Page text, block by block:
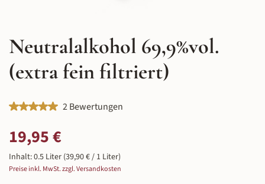
Neutralalkohol 69,9%vol.
(extra fein filtriert)
Durchschnittliche Bewertung von 5 von 5 Sternen
2 Bewertungen
Regulärer Preis:
19,95 €
Inhalt:0.5 Liter (39,90 € / 1 Liter)
Preise inkl. MwSt. zzgl. Versandkosten